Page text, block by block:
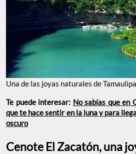
Una de las joyas naturales de
Te puede interesar: No sabías que en
que te hace sentir en la luna y para
oscuro
Cenote El Zacatón, una